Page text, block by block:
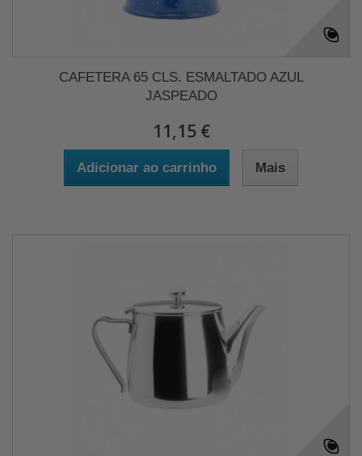
CAFETERA 65 CLS. ESMALTADO AZUL
JASPEADO
11,15 €
Adicionar ao carrinho Mais